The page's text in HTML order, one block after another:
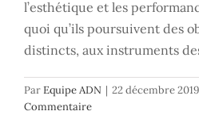
l’esthétique et les
quoi qu’ils poursuivent des
distincts, aux instruments
ParEquipe ADN | 22 décembre 2019
Commentaire